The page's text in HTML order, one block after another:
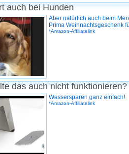
auch bei Hunden
Aber natürlich auch beim
Prima Weihnachtsgeschenk
*Amazon-Affiliatelink
das auch nicht funktionieren?
Wassersparen ganz einfach!
*Amazon-Affiliatelink